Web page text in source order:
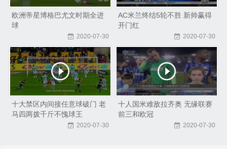
欧洲帝星博格巴尤文时期全进
球
2020-07-30
AC米兰终结5轮不胜 新帅赢得
开门红
2020-07-30
十大禁区内间接任意球破门 老
马四两拨千斤不愧球王
2020-07-30
十人国米难敌拉齐奥 无缘联赛
前三和欧冠
2020-07-30